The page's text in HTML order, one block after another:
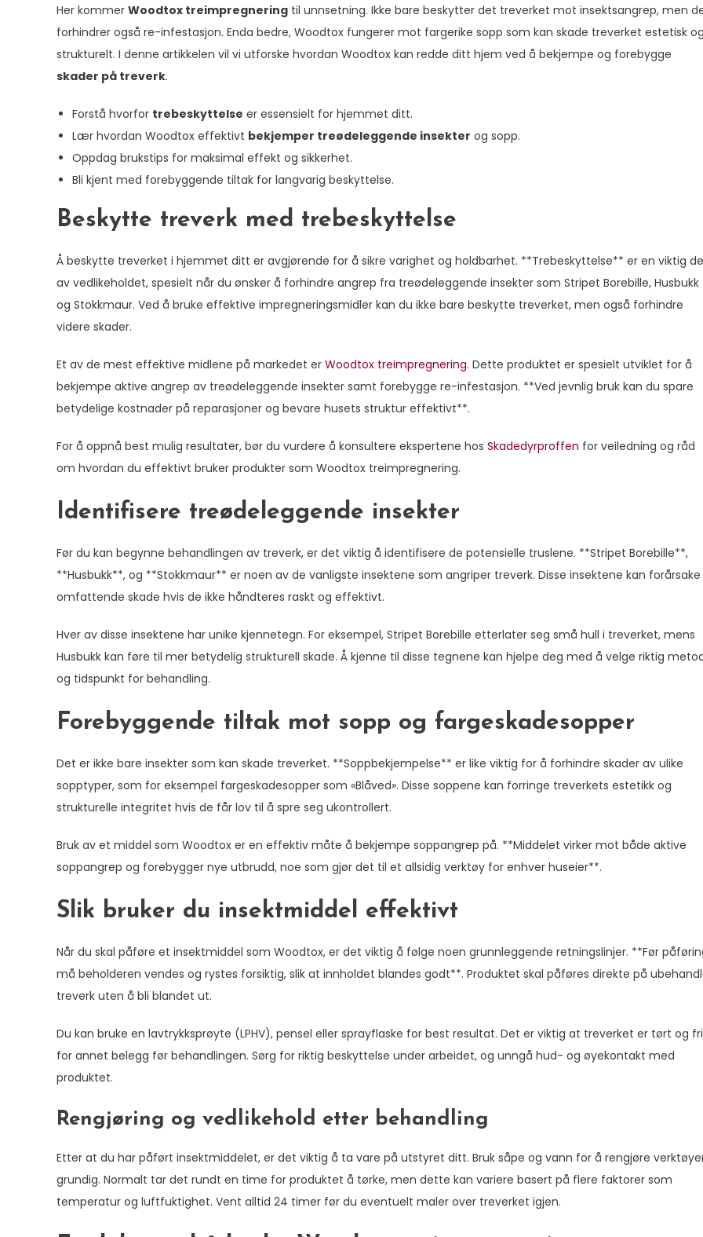
Her kommer Woodtox treimpregnering til unnsetning. Ikke bare beskytter det treverket mot insektsangrep, men
forhindrer også re-infestasjon. Enda bedre, Woodtox fungerer mot fargerike sopp som kan skade treverket estetisk
strukturelt. I denne artikkelen vil vi utforske hvordan Woodtox kan redde ditt hjem ved å bekjempe og forebygge
skader på treverk.
Forstå hvorfor trebeskyttelse er essensielt for hjemmet ditt.
Lær hvordan Woodtox effektivt bekjemper treødeleggende insekter og sopp.
Oppdag brukstips for maksimal effekt og sikkerhet.
Bli kjent med forebyggende tiltak for langvarig beskyttelse.
Beskytte treverk med trebeskyttelse
Å beskytte treverket i hjemmet ditt er avgjørende for å sikre varighet og holdbarhet. **Trebeskyttelse** er en viktig
av vedlikeholdet, spesielt når du ønsker å forhindre angrep fra treødeleggende insekter som Stripet Borebille, Husbukk
og Stokkmaur. Ved å bruke effektive impregneringsmidler kan du ikke bare beskytte treverket, men også forhindre
videre skader.
Et av de mest effektive midlene på markedet er Woodtox treimpregnering. Dette produktet er spesielt utviklet for å
bekjempe aktive angrep av treødeleggende insekter samt forebygge re-infestasjon. **Ved jevnlig bruk kan du spare
betydelige kostnader på reparasjoner og bevare husets struktur effektivt**.
For å oppnå best mulig resultater, bør du vurdere å konsultere ekspertene hos Skadedyrproffen for veiledning og råd
om hvordan du effektivt bruker produkter som Woodtox treimpregnering.
Identifisere treødeleggende insekter
Før du kan begynne behandlingen av treverk, er det viktig å identifisere de potensielle truslene. **Stripet Borebille**,
**Husbukk**, og **Stokkmaur** er noen av de vanligste insektene som angriper treverk. Disse insektene kan forårsake
omfattende skade hvis de ikke håndteres raskt og effektivt.
Hver av disse insektene har unike kjennetegn. For eksempel, Stripet Borebille etterlater seg små hull i treverket, mens
Husbukk kan føre til mer betydelig strukturell skade. Å kjenne til disse tegnene kan hjelpe deg med å velge riktig
og tidspunkt for behandling.
Forebyggende tiltak mot sopp og fargeskadesopper
Det er ikke bare insekter som kan skade treverket. **Soppbekjempelse** er like viktig for å forhindre skader av ulike
sopptyper, som for eksempel fargeskadesopper som «Blåved». Disse soppene kan forringe treverkets estetikk og
strukturelle integritet hvis de får lov til å spre seg ukontrollert.
Bruk av et middel som Woodtox er en effektiv måte å bekjempe soppangrep på. **Middelet virker mot både aktive
soppangrep og forebygger nye utbrudd, noe som gjør det til et allsidig verktøy for enhver huseier**.
Slik bruker du insektmiddel effektivt
Når du skal påføre et insektmiddel som Woodtox, er det viktig å følge noen grunnleggende retningslinjer. **Før
må beholderen vendes og rystes forsiktig, slik at innholdet blandes godt**. Produktet skal påføres direkte på
treverk uten å bli blandet ut.
Du kan bruke en lavtrykksprøyte (LPHV), pensel eller sprayflaske for best resultat. Det er viktig at treverket er tørt og fri
for annet belegg før behandlingen. Sørg for riktig beskyttelse under arbeidet, og unngå hud- og øyekontakt med
produktet.
Rengjøring og vedlikehold etter behandling
Etter at du har påført insektmiddelet, er det viktig å ta vare på utstyret ditt. Bruk såpe og vann for å rengjøre
grundig. Normalt tar det rundt en time for produktet å tørke, men dette kan variere basert på flere faktorer som
temperatur og luftfuktighet. Vent alltid 24 timer før du eventuelt maler over treverket igjen.